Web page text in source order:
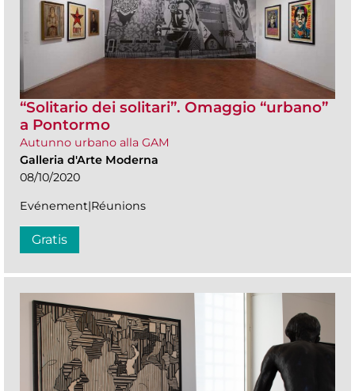
“Solitario dei solitari”. Omaggio “urbano”
a Pontormo
Autunno urbano alla GAM
Galleria d'Arte Moderna
08/10/2020
Evénement|Réunions
Gratis